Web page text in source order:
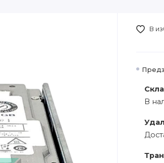
В
В